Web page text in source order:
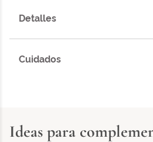
Detalles
Cuidados
Ideas para